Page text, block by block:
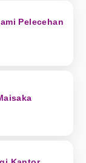
Pelecehan